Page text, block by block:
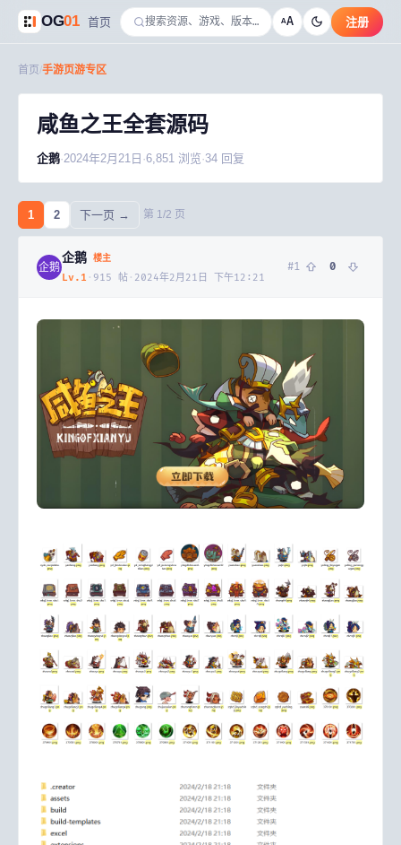
OG01 首页 AA 注册
首页 手游页游专区
咸鱼之王全套源码
企鹅·2024年2月21日 ·6,851 浏览·34 回复
1 2 下一页 → 第 1/2 页
企鹅
企鹅 楼主
Lv. 1 · 915 帖 · 2024年2月21日 下午12:21
#1 0